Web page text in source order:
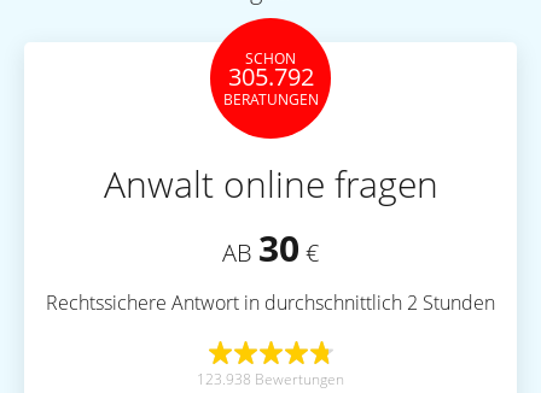
SCHON
305.792
BERATUNGEN
Anwalt online fragen
AB 30 €
Rechtssichere Antwort in durchschnittlich 2 Stunden
123.938 Bewertungen